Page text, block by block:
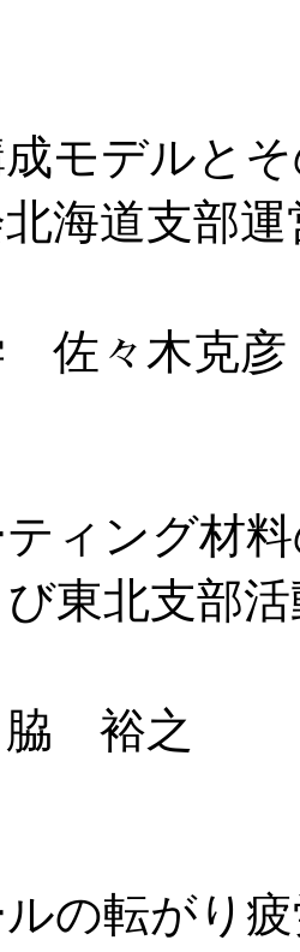
成モデルと
海道支部
佐々木克彦
ティング材
東北支部
裕之
ルの転がり